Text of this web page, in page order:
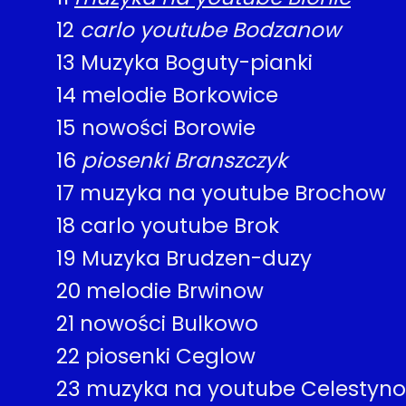
12 carlo youtube Bodzanow
13 Muzyka Boguty-pianki
14 melodie Borkowice
15 nowości Borowie
16 piosenki Branszczyk
17 muzyka na youtube Brochow
18 carlo youtube Brok
19 Muzyka Brudzen-duzy
20 melodie Brwinow
21 nowości Bulkowo
22 piosenki Ceglow
23 muzyka na youtube